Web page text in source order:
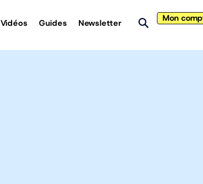
Vidéos Guides Newsletter Mon